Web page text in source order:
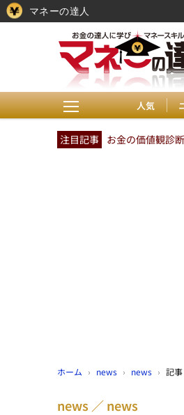
人気
注目記事 お金の価値観診
ホーム › news › news › 記事
news news
マネーの達人